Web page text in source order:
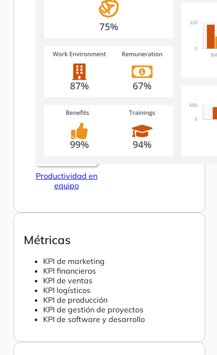
Productividad en
equipo
Métricas
KPI de marketing
KPI financieros
KPI de ventas
KPI logísticos
KPI de producción
KPI de gestión de proyectos
KPI de software y desarrollo